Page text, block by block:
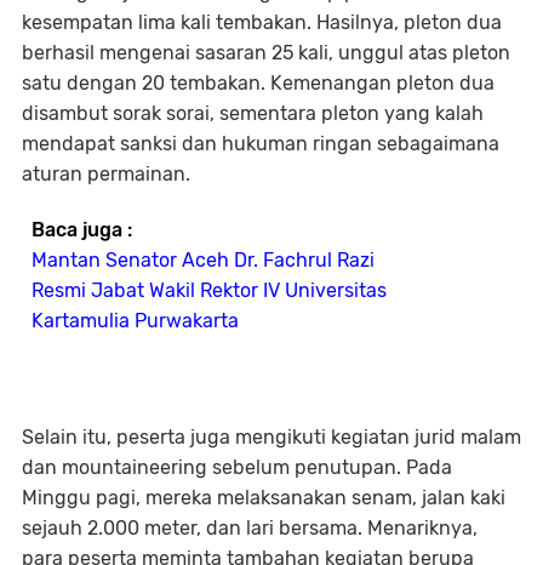
kesempatan lima kali tembakan. Hasilnya, pleton dua
berhasil mengenai sasaran 25 kali, unggul atas pleton
satu dengan 20 tembakan. Kemenangan pleton dua
disambut sorak sorai, sementara pleton yang kalah
mendapat sanksi dan hukuman ringan sebagaimana
aturan permainan.
Baca juga :
Mantan Senator Aceh Dr. Fachrul Razi
Resmi Jabat Wakil Rektor IV Universitas
Kartamulia Purwakarta
Selain itu, peserta juga mengikuti kegiatan jurid malam
dan mountaineering sebelum penutupan. Pada
Minggu pagi, mereka melaksanakan senam, jalan kaki
sejauh 2.000 meter, dan lari bersama. Menariknya,
para peserta meminta tambahan kegiatan berupa